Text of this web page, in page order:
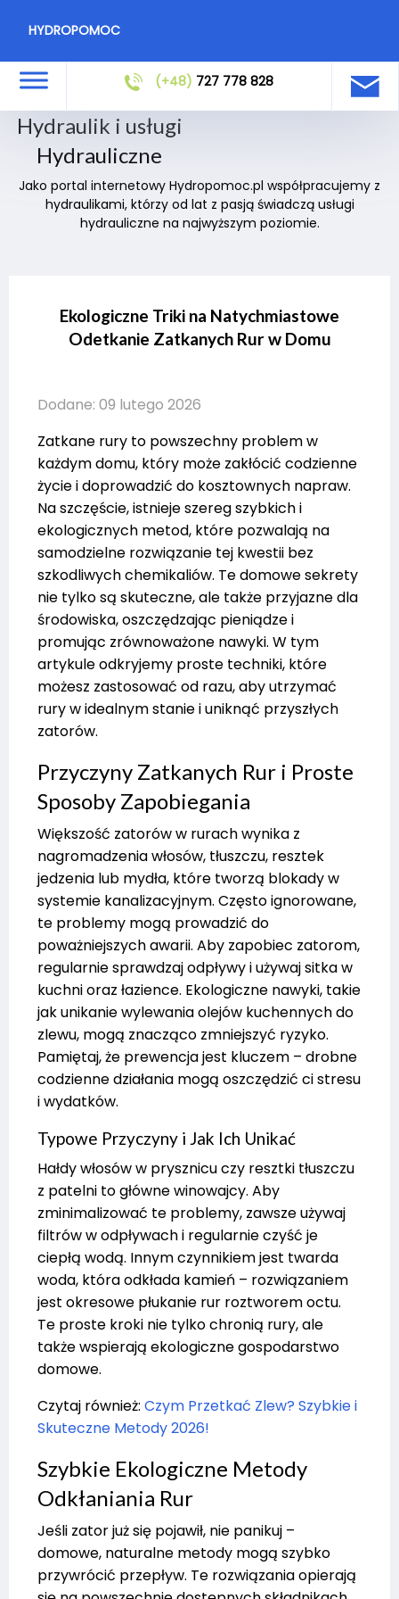
HYDROPOMOC
(+48) 727 778 828
Hydraulik i usługi
Hydrauliczne
Jako portal internetowy Hydropomoc.pl współpracujemy z
hydraulikami, którzy od lat z pasją świadczą usługi
hydrauliczne na najwyższym poziomie.
Ekologiczne Triki na Natychmiastowe
Odetkanie Zatkanych Rur w Domu
Dodane: 09 lutego 2026
Zatkane rury to powszechny problem w
każdym domu, który może zakłócić codzienne
życie i doprowadzić do kosztownych napraw.
Na szczęście, istnieje szereg szybkich i
ekologicznych metod, które pozwalają na
samodzielne rozwiązanie tej kwestii bez
szkodliwych chemikaliów. Te domowe sekrety
nie tylko są skuteczne, ale także przyjazne dla
środowiska, oszczędzając pieniądze i
promując zrównoważone nawyki. W tym
artykule odkryjemy proste techniki, które
możesz zastosować od razu, aby utrzymać
rury w idealnym stanie i uniknąć przyszłych
zatorów.
Przyczyny Zatkanych Rur i Proste
Sposoby Zapobiegania
Większość zatorów w rurach wynika z
nagromadzenia włosów, tłuszczu, resztek
jedzenia lub mydła, które tworzą blokady w
systemie kanalizacyjnym. Często ignorowane,
te problemy mogą prowadzić do
poważniejszych awarii. Aby zapobiec zatorom,
regularnie sprawdzaj odpływy i używaj sitka w
kuchni oraz łazience. Ekologiczne nawyki, takie
jak unikanie wylewania olejów kuchennych do
zlewu, mogą znacząco zmniejszyć ryzyko.
Pamiętaj, że prewencja jest kluczem – drobne
codzienne działania mogą oszczędzić ci stresu
i wydatków.
Typowe Przyczyny i Jak Ich Unikać
Hałdy włosów w prysznicu czy resztki tłuszczu
z patelni to główne winowajcy. Aby
zminimalizować te problemy, zawsze używaj
filtrów w odpływach i regularnie czyść je
ciepłą wodą. Innym czynnikiem jest twarda
woda, która odkłada kamień – rozwiązaniem
jest okresowe płukanie rur roztworem octu.
Te proste kroki nie tylko chronią rury, ale
także wspierają ekologiczne gospodarstwo
domowe.
Czytaj również: Czym Przetkać Zlew? Szybkie i
Skuteczne Metody 2026!
Szybkie Ekologiczne Metody
Odkłaniania Rur
Jeśli zator już się pojawił, nie panikuj –
domowe, naturalne metody mogą szybko
przywrócić przepływ. Te rozwiązania opierają